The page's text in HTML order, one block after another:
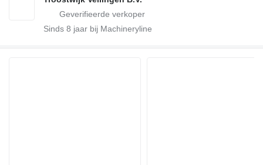
Sinds 8 jaar bij Machineryline